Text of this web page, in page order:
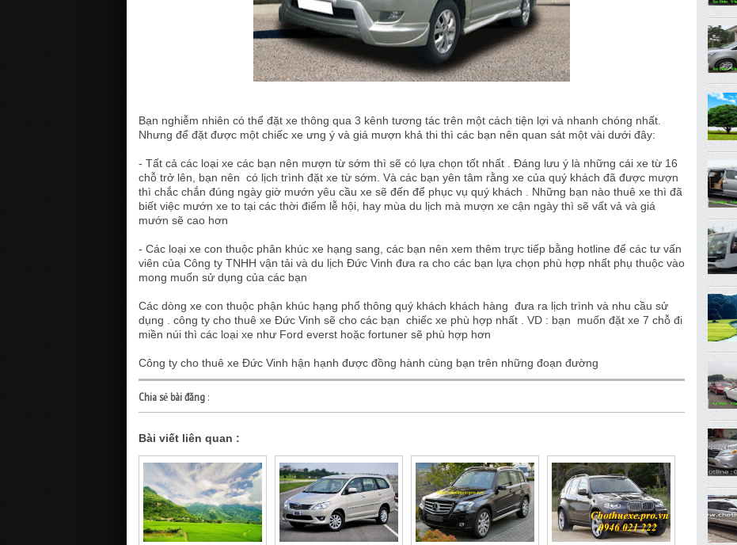
Bạn nghiễm nhiên có thể đặt xe thông qua 3 kênh tương tác trên một cách tiện lợi và nhanh chóng nhất.
Nhưng để đặt được một chiếc xe ưng ý và giá mượn khả thi thì các bạn nên quan sát một vài dưới đây:
- Tất cả các loại xe các bạn nên mượn từ sớm thì sẽ có lựa chọn tốt nhất . Đáng lưu ý là những cái xe từ 16
chỗ trở lên, bạn nên có lịch trình đặt xe từ sớm. Và các bạn yên tâm rằng xe của quý khách đã được mượn
thì chắc chắn đúng ngày giờ mướn yêu cầu xe sẽ đến để phục vụ quý khách . Những bạn nào thuê xe thì đã
biết việc mướn xe to tại các thời điểm lễ hội, hay mùa du lịch mà mượn xe cận ngày thì sẽ vất vả và giá
mướn sẽ cao hơn
- Các loại xe con thuộc phân khúc xe hạng sang, các bạn nên xem thêm trực tiếp bằng hotline để các tư vấn
viên của Công ty TNHH vận tải và du lịch Đức Vinh đưa ra cho các bạn lựa chọn phù hợp nhất phụ thuộc vào
mong muốn sử dụng của các bạn
Các dòng xe con thuộc phận khúc hạng phổ thông quý khách khách hàng đưa ra lịch trình và nhu cầu sử
dụng . công ty cho thuê xe Đức Vinh sẽ cho các bạn chiếc xe phù hợp nhất . VD : bạn muốn đặt xe 7 chỗ đi
miền núi thì các loại xe như Ford everst hoặc fortuner sẽ phù hợp hơn
Công ty cho thuê xe Đức Vinh hận hạnh được đồng hành cùng bạn trên những đoạn đường
Chia sẻ bài đăng :
Bài viết liên quan :